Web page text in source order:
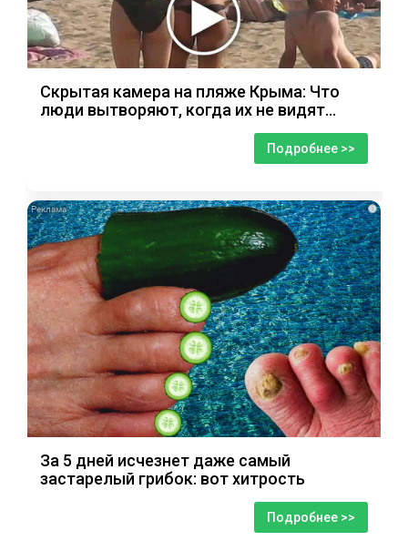
Скрытая камера на пляже Крыма: Что
люди вытворяют, когда их не видят...
Подробнее >>
i
За 5 дней исчезнет даже самый
застарелый грибок: вот хитрость
Подробнее >>